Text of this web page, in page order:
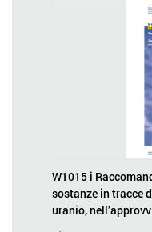
W1015 i
sostanze in tracce
uranio,